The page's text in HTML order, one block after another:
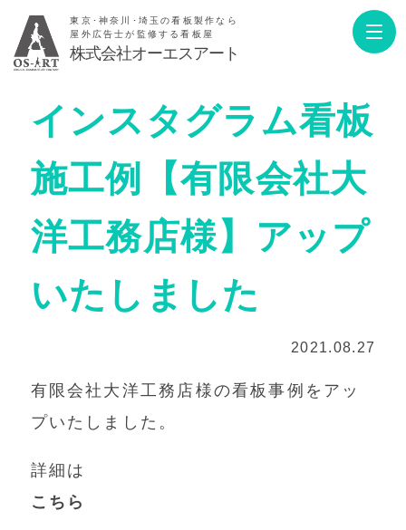
東京･神奈川･埼玉の看板製作なら
屋外広告士が監修する看板屋
株式会社オーエスアート
インスタグラム看板
施工例【有限会社大
洋工務店様】アップ
いたしました
2021.08.27
有限会社大洋工務店様の看板事例をアッ
プいたしました。
詳細は
こちら